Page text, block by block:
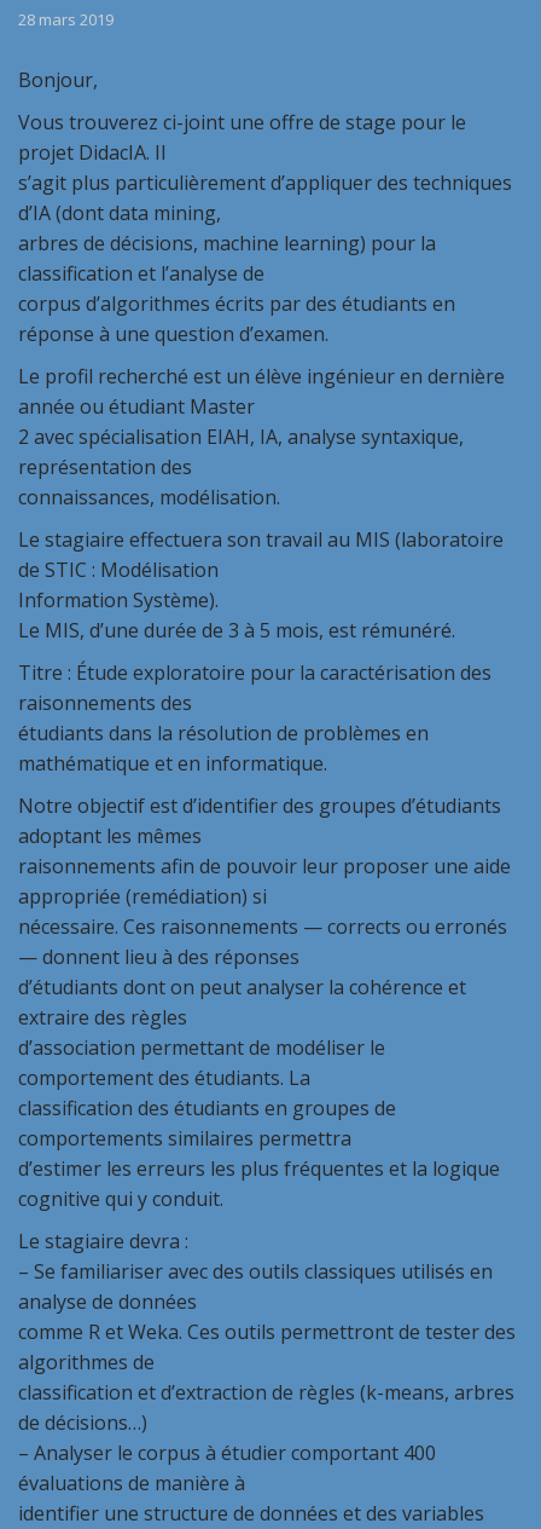
28 mars 2019
Bonjour,
Vous trouverez ci-joint une offre de stage pour le
projet DidacIA. Il
s’agit plus particulièrement d’appliquer des techniques
d’IA (dont data mining,
arbres de décisions, machine learning) pour la
classification et l’analyse de
corpus d’algorithmes écrits par des étudiants en
réponse à une question d’examen.
Le profil recherché est un élève ingénieur en dernière
année ou étudiant Master
2 avec spécialisation EIAH, IA, analyse syntaxique,
représentation des
connaissances, modélisation.
Le stagiaire effectuera son travail au MIS (laboratoire
de STIC : Modélisation
Information Système).
Le MIS, d’une durée de 3 à 5 mois, est rémunéré.
Titre : Étude exploratoire pour la caractérisation des
raisonnements des
étudiants dans la résolution de problèmes en
mathématique et en informatique.
Notre objectif est d’identifier des groupes d’étudiants
adoptant les mêmes
raisonnements afin de pouvoir leur proposer une aide
appropriée (remédiation) si
nécessaire. Ces raisonnements — corrects ou erronés
— donnent lieu à des réponses
d’étudiants dont on peut analyser la cohérence et
extraire des règles
d’association permettant de modéliser le
comportement des étudiants. La
classification des étudiants en groupes de
comportements similaires permettra
d’estimer les erreurs les plus fréquentes et la logique
cognitive qui y conduit.
Le stagiaire devra :
– Se familiariser avec des outils classiques utilisés en
analyse de données
comme R et Weka. Ces outils permettront de tester des
algorithmes de
classification et d’extraction de règles (k-means, arbres
de décisions…)
– Analyser le corpus à étudier comportant 400
évaluations de manière à
identifier une structure de données et des variables